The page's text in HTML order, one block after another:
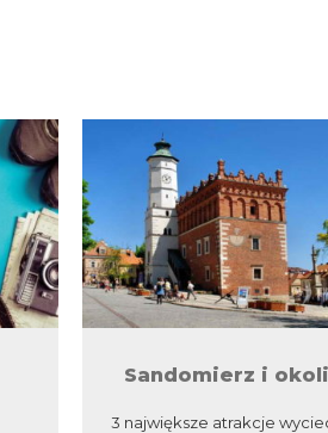
Sandomierz i
3 największe atrakcje